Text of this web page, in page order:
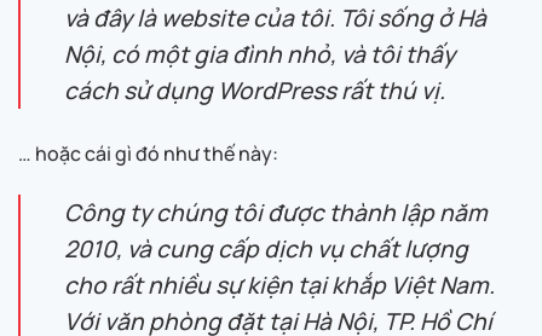
và đây là website của tôi. Tôi sống ở Hà
Nội, có một gia đình nhỏ, và tôi thấy
cách sử dụng WordPress rất thú vị.
… hoặc cái gì đó như thế này:
Công ty chúng tôi được thành lập năm
2010, và cung cấp dịch vụ chất lượng
cho rất nhiều sự kiện tại khắp Việt Nam.
Với văn phòng đặt tại Hà Nội, TP. Hồ Chí